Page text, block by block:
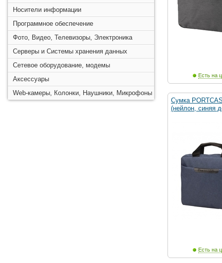
Носители информации
Программное обеспечение
Фото, Видео, Телевизоры, Электроника
Серверы и Системы хранения данных
Сетевое оборудование, модемы
Аксессуары
Web-камеры, Колонки, Наушники, Микрофоны
Есть на
Сумка
(нейлон, синяя
Есть на